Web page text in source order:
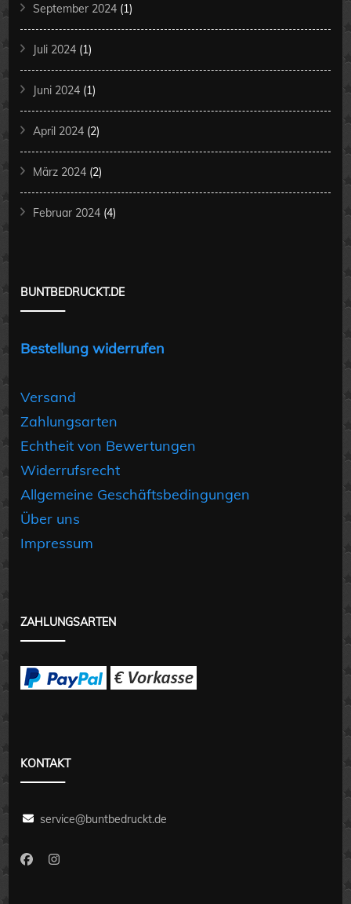
September 2024 (1)
Juli 2024 (1)
Juni 2024 (1)
April 2024 (2)
März 2024 (2)
Februar 2024 (4)
BUNTBEDRUCKT.DE
Bestellung widerrufen
Versand
Zahlungsarten
Echtheit von Bewertungen
Widerrufsrecht
Allgemeine Geschäftsbedingungen
Über uns
Impressum
ZAHLUNGSARTEN
KONTAKT
service@buntbedruckt.de